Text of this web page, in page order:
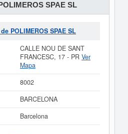
SPAE SL
POLIMEROS SPAE SL
CALLE NOU DE SANT
FRANCESC, 17 - PR Ver
Mapa
8002
BARCELONA
Barcelona